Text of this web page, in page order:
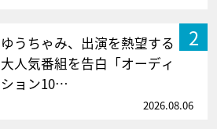
2
ゆうちゃみ、出演を熱望する
大人気番組を告白「オーディ
ション10…
2026.08.06